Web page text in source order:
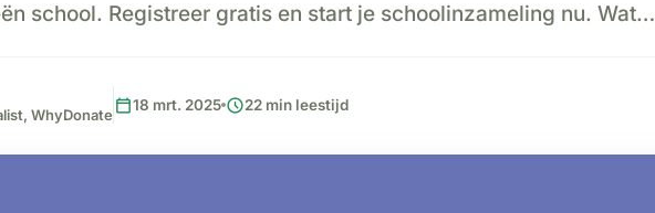
school. Registreer gratis en start je schoolinzameling nu. Wat…
WhyDonate calendar_today18 mrt. 2025 schedule22 min leestijd